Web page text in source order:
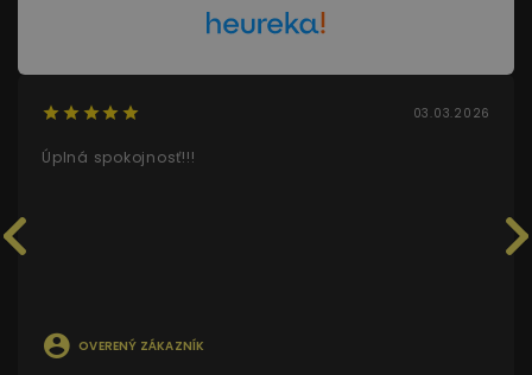
03.03.2026
Úplná spokojnosť!!!
OVERENÝ ZÁKAZNÍK